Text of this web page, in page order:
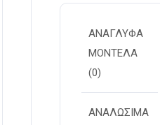
ΑΝΑΓΛΥΦΑ
ΜΟΝΤΕΛΑ
(0)
ΑΝΑΛΩΣΙΜΑ